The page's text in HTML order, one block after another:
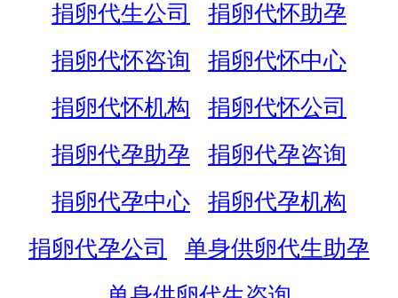
捐卵代生公司
捐卵代怀助孕
捐卵代怀咨询
捐卵代怀中心
捐卵代怀机构
捐卵代怀公司
捐卵代孕助孕
捐卵代孕咨询
捐卵代孕中心
捐卵代孕机构
捐卵代孕公司
单身供卵代生助孕